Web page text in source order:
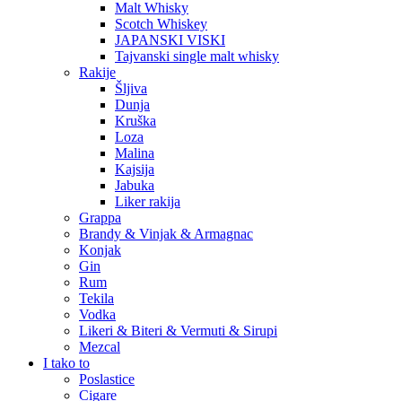
Malt Whisky
Scotch Whiskey
JAPANSKI VISKI
Tajvanski single malt whisky
Rakije
Šljiva
Dunja
Kruška
Loza
Malina
Kajsija
Jabuka
Liker rakija
Grappa
Brandy & Vinjak & Armagnac
Konjak
Gin
Rum
Tekila
Vodka
Likeri & Biteri & Vermuti & Sirupi
Mezcal
I tako to
Poslastice
Cigare